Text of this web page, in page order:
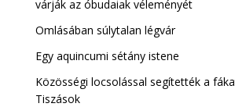
várják az óbudaiak véleményét
Omlásában súlytalan légvár
Egy aquincumi sétány istene
Közösségi locsolással segítették a
Tiszások